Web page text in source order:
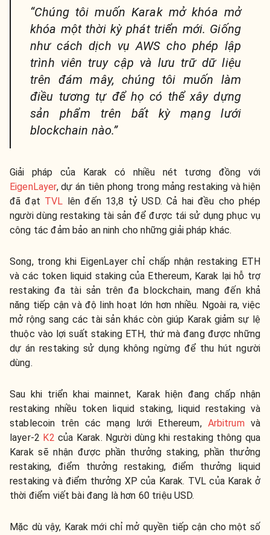
“Chúng tôi muốn Karak mở khóa mở
khóa một thời kỳ phát triển mới. Giống
như cách dịch vụ AWS cho phép lập
trình viên truy cập và lưu trữ dữ liệu
trên đám mây, chúng tôi muốn làm
điều tương tự để họ có thể xây dựng
sản phẩm trên bất kỳ mạng lưới
blockchain nào.”
Giải pháp của Karak có nhiều nét tương đồng với
EigenLayer, dự án tiên phong trong mảng restaking và hiện
đã đạt TVL lên đến 13,8 tỷ USD. Cả hai đều cho phép
người dùng restaking tài sản để được tái sử dụng phục vụ
công tác đảm bảo an ninh cho những giải pháp khác.
Song, trong khi EigenLayer chỉ chấp nhận restaking ETH
và các token liquid staking của Ethereum, Karak lại hỗ trợ
restaking đa tài sản trên đa blockchain, mang đến khả
năng tiếp cận và độ linh hoạt lớn hơn nhiều. Ngoài ra, việc
mở rộng sang các tài sản khác còn giúp Karak giảm sự lệ
thuộc vào lợi suất staking ETH, thứ mà đang được những
dự án restaking sử dụng không ngừng để thu hút người
dùng.
Sau khi triển khai mainnet, Karak hiện đang chấp nhận
restaking nhiều token liquid staking, liquid restaking và
stablecoin trên các mạng lưới Ethereum, Arbitrumvà
layer-2 K2 của Karak. Người dùng khi restaking thông qua
Karak sẽ nhận được phần thưởng staking, phần thưởng
restaking, điểm thưởng restaking, điểm thưởng liquid
restaking và điểm thưởng XP của Karak. TVL của Karak ở
thời điểm viết bài đang là hơn 60 triệu USD.
Mặc dù vậy, Karak mới chỉ mở quyền tiếp cận cho một số